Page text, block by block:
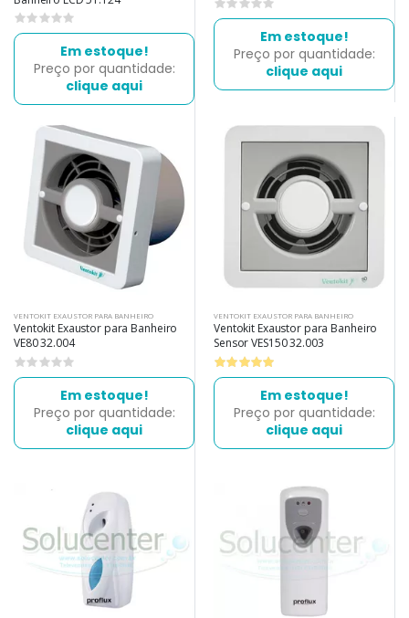
Em estoque!
Preço por quantidade:
clique aqui
Em estoque!
Preço por quantidade:
clique aqui
VENTOKIT EXAUSTOR PARA BANHEIRO
Ventokit Exaustor para Banheiro
VE80 32.004
Em estoque!
Preço por quantidade:
clique aqui
VENTOKIT EXAUSTOR PARA BANHEIRO
Ventokit Exaustor para Banheiro
Sensor VES150 32.003
Em estoque!
Preço por quantidade:
clique aqui